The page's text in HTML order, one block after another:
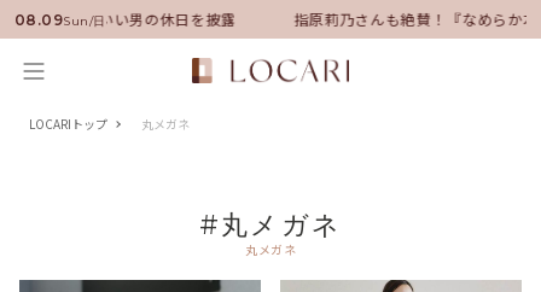
08.09Sun/日
ーに就任！いい男の休日を披露 指原莉乃さんも絶賛！『なめらか
LOCARIトップ 丸メガネ
#丸メガネ
丸メガネ